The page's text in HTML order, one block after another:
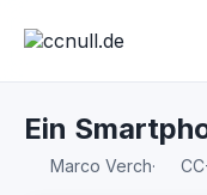
Ein
Marco Verch·